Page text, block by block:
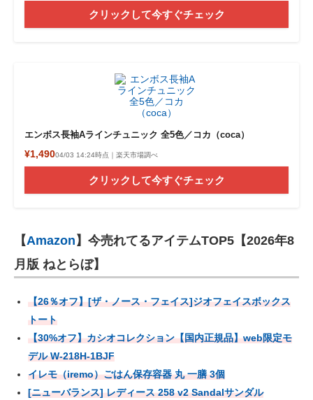
クリックして今すぐチェック
エンボス長袖Aラインチュニック 全5色／コカ（coca）
¥1,49004/03 14:24時点｜楽天市場調べ
クリックして今すぐチェック
【Amazon 】今売れてるアイテムTOP5【2026年8
月版 ねとらぼ】
【26％オフ】[ザ・ノース・フェイス]ジオフェイスボックス
トート
【30%オフ】カシオコレクション【国内正規品】web限定モ
デル W-218H-1BJF
イレモ（iremo）ごはん保存容器 丸 一膳 3個
[ニューバランス] レディース 258 v2 Sandalサンダル